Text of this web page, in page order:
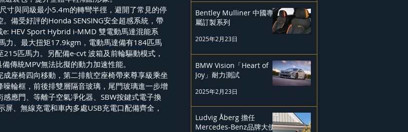
寸與同級最小5.4m的轉彎半徑，避開了常見的停
備受好評的Honda SENSING安全超感系統，帶
HEV Sport Hybrid i-MMD 雙電動馬達混能系
力、最大扭矩17.9kgm，電動馬達備有184匹馬
匹馬力。另配備e-cvt 波箱及前輪驅動模式，
傳統MPV無法比擬的動力加速性能。
座椅四向移動，第二排航空座椅帶來尊享級乘坐
輪框，前後排雙層隔音玻璃，尾門玻璃進一步增
應門、等離子空氣凈化器、SBW按鍵式電子換
、無線充電和車內多處USB充電口配備齊全，
Bentley Mulliner 中國專
屬訂製系列
2025年2月23日
BMW Vision「Heart of
Joy」耐力測試
2025年2月23日
Ludvig Åberg 擔任
Mercedes-Benz品牌大使